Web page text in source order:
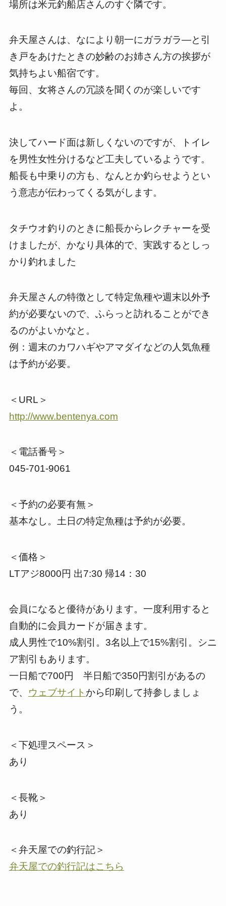
場所は米元釣船店さんのすぐ隣です。
弁天屋さんは、なにより朝一にガラガラ―と引
き戸をあけたときの妙齢のお姉さん方の挨拶が
気持ちよい船宿です。
毎回、女将さんの冗談を聞くのが楽しいです
よ。
決してハード面は新しくないのですが、トイレ
を男性女性分けるなど工夫しているようです。
船長も中乗りの方も、なんとか釣らせようとい
う意志が伝わってくる気がします。
タチウオ釣りのときに船長からレクチャーを受
けましたが、かなり具体的で、実践するとしっ
かり釣れました
弁天屋さんの特徴として特定魚種や週末以外予
約が必要ないので、ふらっと訪れることができ
るのがよいかなと。
例：週末のカワハギやアマダイなどの人気魚種
は予約が必要。
＜URL＞
http://www.bentenya.com
＜電話番号＞
045-701-9061
＜予約の必要有無＞
基本なし。土日の特定魚種は予約が必要。
＜価格＞
LTアジ8000円 出7:30 帰14：30
会員になると優待があります。一度利用すると
自動的に会員カードが届きます。
成人男性で10%割引。3名以上で15%割引。シニ
ア割引もあります。
一日船で700円 半日船で350円割引があるの
で、 ウェブサイト から印刷して持参しましょ
う。
＜下処理スペース＞
あり
＜長靴＞
あり
＜弁天屋での釣行記＞
弁天屋での釣行記はこちら